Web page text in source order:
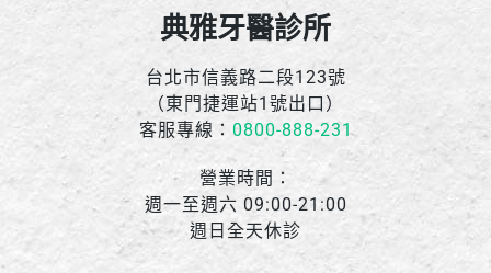
典雅牙醫診所
台北市信義路二段123號
（東門捷運站1號出口）
客服專線： 0800-888-231
營業時間：
週一至週六 09:00-21:00
週日全天休診